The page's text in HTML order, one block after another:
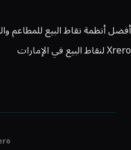
أفضل أنظمة نقاط البيع للمطاعم
Xrero لنقاط البيع في الإمارات